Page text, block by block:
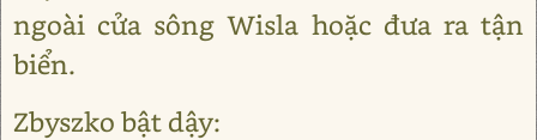
ngoài cửa sông Wisla hoặc đưa ra tận
biển.
Zbyszko bật dậy: